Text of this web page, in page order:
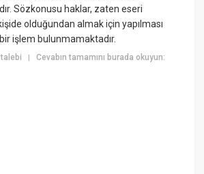
Sözkonusu haklar, zaten eseri
olduğundan almak için yapılması
işlem bulunmamaktadır.
|Cevabın tamamını burada okuyun: